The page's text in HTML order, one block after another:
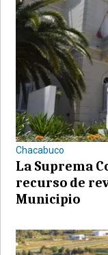
Chacabuco
La Suprema
recurso de
Municipio